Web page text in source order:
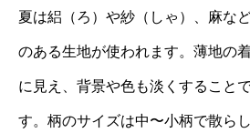
夏は絽（ろ）や紗（しゃ）、麻な
のある生地が使われます。薄地の
に見え、背景や色も淡くすること
す。柄のサイズは中〜小柄で散ら